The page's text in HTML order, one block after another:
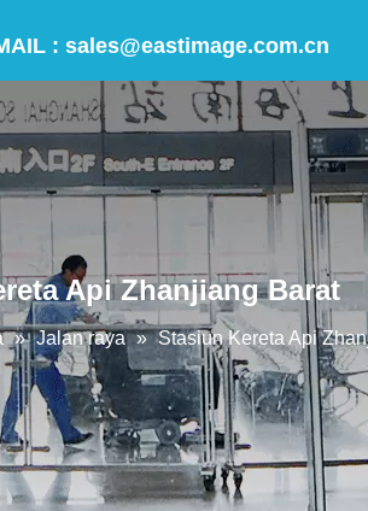
: sales@eastimage.com.cn
Api Zhanjiang Barat
» Jalan raya » Stasiun Kereta Api